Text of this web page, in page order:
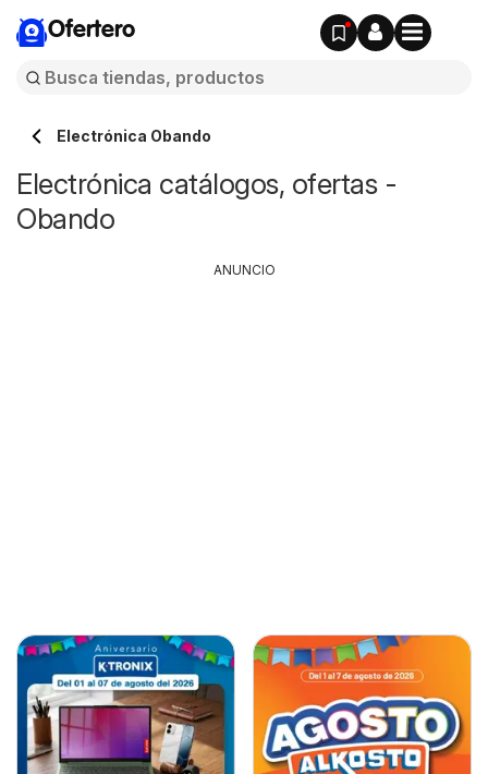
Ofertero
Electrónica Obando
Electrónica catálogos, ofertas -
Obando
ANUNCIO